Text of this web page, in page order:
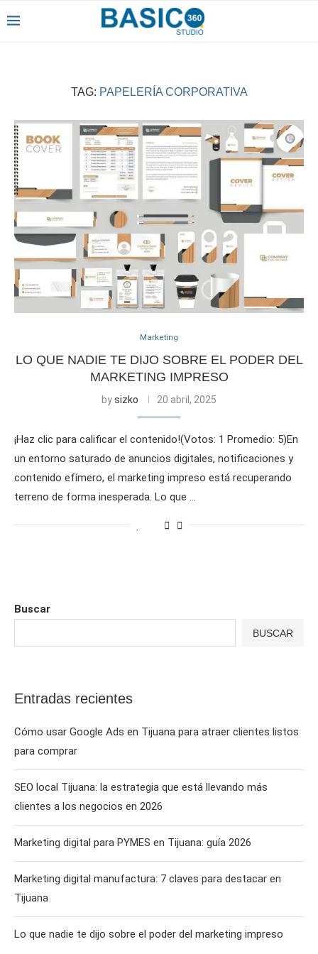
TAG: PAPELERÍA CORPORATIVA
Marketing
LO QUE NADIE TE DIJO SOBRE EL PODER DEL
MARKETING IMPRESO
bysizko 20 abril, 2025
¡Haz clic para calificar el contenido!(Votos: 1 Promedio: 5)En
un entorno saturado de anuncios digitales, notificaciones y
contenido efímero, el marketing impreso está recuperando
terreno de forma inesperada. Lo que …
Buscar
BUSCAR
Entradas recientes
Cómo usar Google Ads en Tijuana para atraer clientes listos
para comprar
SEO local Tijuana: la estrategia que está llevando más
clientes a los negocios en 2026
Marketing digital para PYMES en Tijuana: guía 2026
Marketing digital manufactura: 7 claves para destacar en
Tijuana
Lo que nadie te dijo sobre el poder del marketing impreso